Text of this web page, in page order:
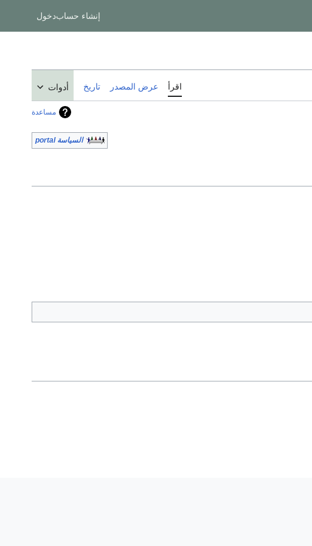
إنشاء حسابدخول
اقرأ عرض المصدر تاريخ أدوات
مساعدة
السياسة portal